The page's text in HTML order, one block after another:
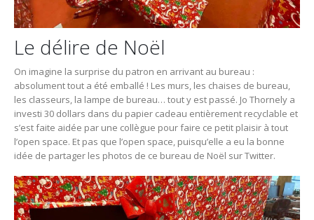
Le délire de Noël
On imagine la surprise du patron en arrivant au bureau :
absolument tout a été emballé ! Les murs, les chaises de bureau,
les classeurs, la lampe de bureau… tout y est passé. Jo Thornely a
investi 30 dollars dans du papier cadeau entièrement recyclable et
s’est faite aidée par une collègue pour faire ce petit plaisir à tout
l’open space. Et pas que l’open space, puisqu’elle a eu la bonne
idée de partager les photos de ce bureau de Noël sur Twitter.